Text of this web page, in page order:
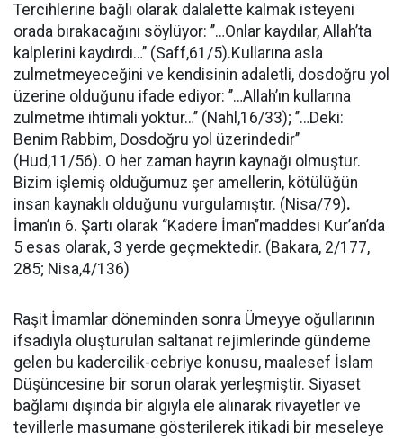
Tercihlerine bağlı olarak dalalette kalmak isteyeni
orada bırakacağını söylüyor: ’’…Onlar kaydılar, Allah’ta
kalplerini kaydırdı…’’ (Saff,61/5).Kullarına asla
zulmetmeyeceğini ve kendisinin adaletli, dosdoğru yol
üzerine olduğunu ifade ediyor: ’’…Allah’ın kullarına
zulmetme ihtimali yoktur…’’ (Nahl,16/33); ’’…Deki:
Benim Rabbim, Dosdoğru yol üzerindedir’’
(Hud,11/56). O her zaman hayrın kaynağı olmuştur.
Bizim işlemiş olduğumuz şer amellerin, kötülüğün
insan kaynaklı olduğunu vurgulamıştır. (Nisa/79).
İman’ın 6. Şartı olarak ‘’Kadere İman’’maddesi Kur’an’da
5 esas olarak, 3 yerde geçmektedir. (Bakara, 2/177,
285; Nisa,4/136)
Raşit İmamlar döneminden sonra Ümeyye oğullarının
ifsadıyla oluşturulan saltanat rejimlerinde gündeme
gelen bu kadercilik-cebriye konusu, maalesef İslam
Düşüncesine bir sorun olarak yerleşmiştir. Siyaset
bağlamı dışında bir algıyla ele alınarak rivayetler ve
tevillerle masumane gösterilerek itikadi bir meseleye